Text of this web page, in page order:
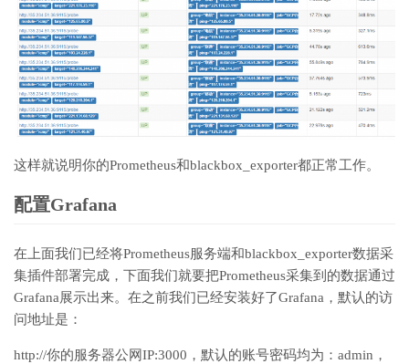
这样就说明你的Prometheus和blackbox_exporter都正常工作。
配置Grafana
在上面我们已经将Prometheus服务端和blackbox_exporter数据采
集插件部署完成，下面我们就要把Prometheus采集到的数据通过
Grafana展示出来。在之前我们已经安装好了Grafana，默认的访
问地址是：
http://你的服务器公网IP:3000，默认的账号密码均为：admin，